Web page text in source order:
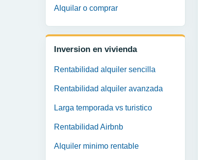
Alquilar o comprar
Inversion en vivienda
Rentabilidad alquiler sencilla
Rentabilidad alquiler avanzada
Larga temporada vs turistico
Rentabilidad Airbnb
Alquiler minimo rentable